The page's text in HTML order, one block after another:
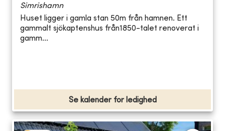
Simrishamn
Huset ligger i gamla stan 50m från hamnen. Ett
gammalt sjökaptenshus från1850-talet renoverat i
gamm...
Se kalender for ledighed